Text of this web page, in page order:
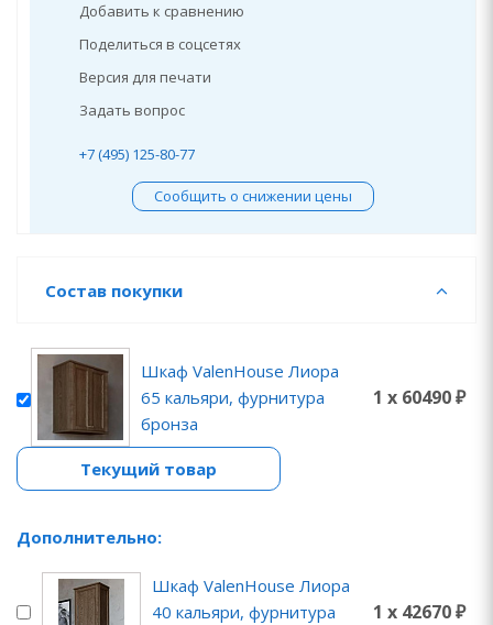
Добавить к сравнению
Поделиться в соцсетях
Версия для печати
Задать вопрос
+7 (495) 125-80-77
Сообщить о снижении цены
Состав покупки
Шкаф ValenHouse Лиора
65 кальяри, фурнитура
бронза
1 x 60490 ₽
Текущий товар
Дополнительно:
Шкаф ValenHouse Лиора
40 кальяри, фурнитура
1 x 42670 ₽